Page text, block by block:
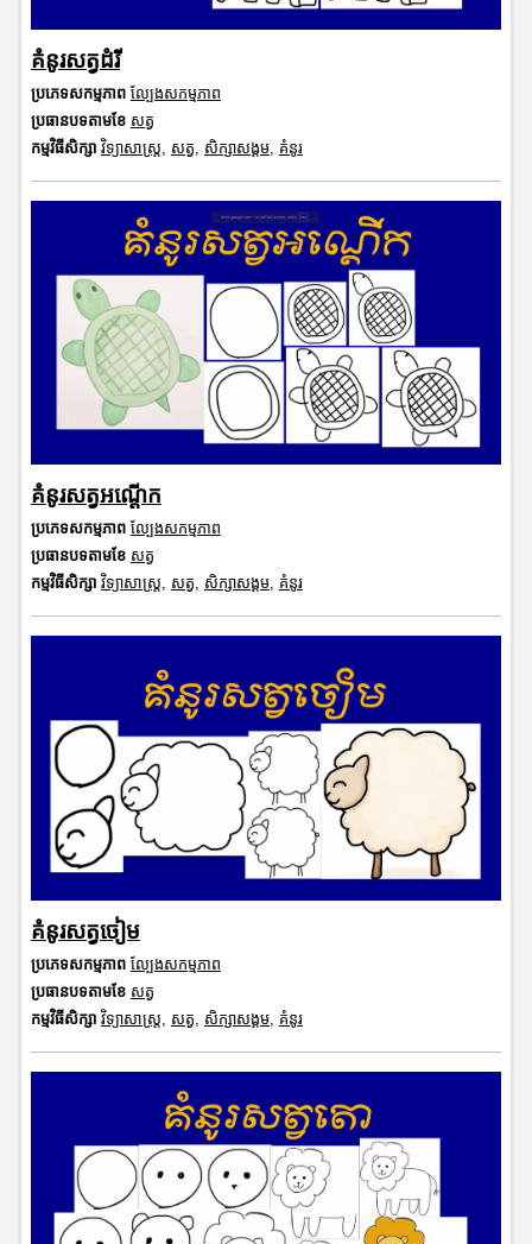
គំនូរសត្វដំរី
ប្រភេទសកម្មភាព ល្បែងសកម្មភាព
ប្រធានបទតាមខែ សត្វ
កម្មវិធីសិក្សា វិទ្យាសាស្រ្ត សត្វ សិក្សាសង្គម, គំនូរ
គំនូរសត្វអណ្តើក
ប្រភេទសកម្មភាព ល្បែងសកម្មភាព
ប្រធានបទតាមខែ សត្វ
កម្មវិធីសិក្សា វិទ្យាសាស្រ្ត, សត្វ, សិក្សាសង្គម, គំនូរ
គំនូរសត្វចៀម
ប្រភេទសកម្មភាព ល្បែងសកម្មភាព
ប្រធានបទតាមខែ សត្វ
កម្មវិធីសិក្សា វិទ្យាសាស្រ្ត សត្វ សិក្សាសង្គម, គំនូរ